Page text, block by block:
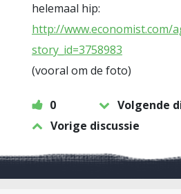
helemaal hip:
http://www.economist.com/
story_id=3758983
(vooral om de foto)
0
Volgende
Vorige discussie